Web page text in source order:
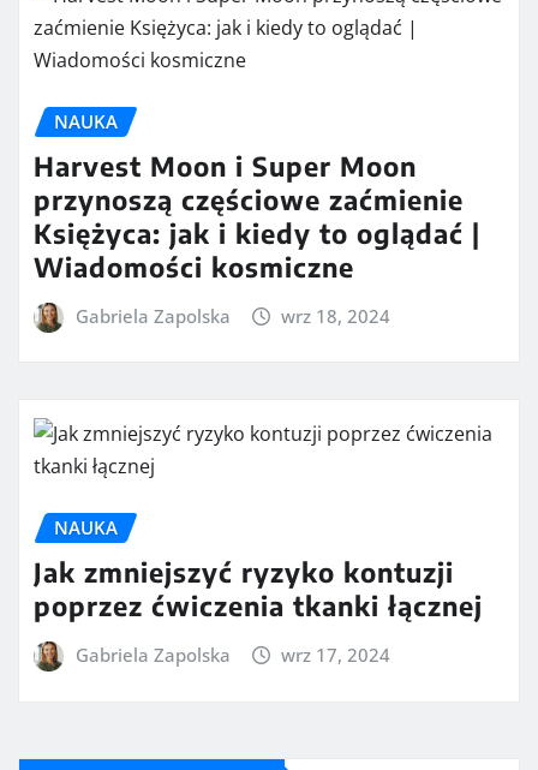
NAUKA
Harvest Moon i Super Moon
przynoszą częściowe zaćmienie
Księżyca: jak i kiedy to oglądać |
Wiadomości kosmiczne
Gabriela Zapolska wrz 18, 2024
NAUKA
Jak zmniejszyć ryzyko kontuzji
poprzez ćwiczenia tkanki łącznej
Gabriela Zapolska wrz 17, 2024